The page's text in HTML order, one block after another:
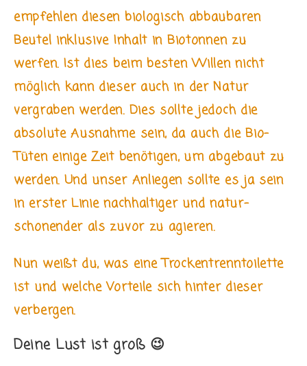
empfehlen diesen biologisch abbaubaren
Beutel inklusive Inhalt in Biotonnen zu
werfen. Ist dies beim besten Willen nicht
möglich kann dieser auch in der Natur
vergraben werden. Dies sollte jedoch die
absolute Ausnahme sein, da auch die Bio-
Tüten einige Zeit benötigen, um abgebaut zu
werden. Und unser Anliegen sollte es ja sein
in erster Linie nachhaltiger und natur-
schonender als zuvor zu agieren.
Nun weißt du, was eine Trockentrenntoilette
ist und welche Vorteile sich hinter dieser
verbergen.
Deine Lust ist groß 😉